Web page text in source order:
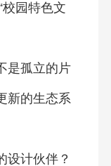
园特色文
是孤立的片
新的生态系
设计伙伴？